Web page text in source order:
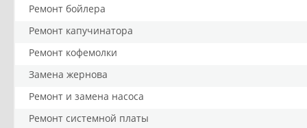
Ремонт бойлера
Ремонт капучинатора
Ремонт кофемолки
Замена жернова
Ремонт и замена насоса
Ремонт системной платы